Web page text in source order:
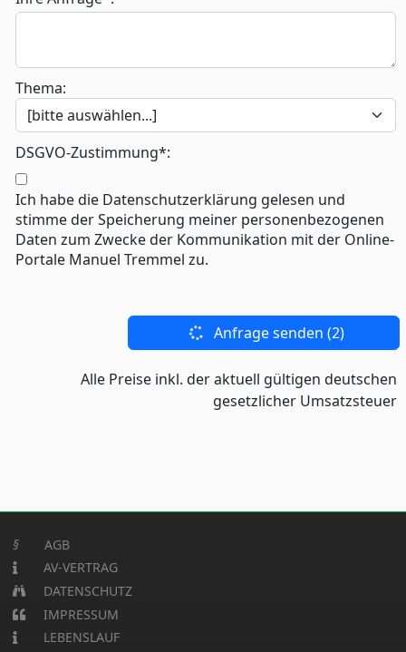
Thema:
DSGVO-Zustimmung*:
Ich habe die Datenschutzerklärung gelesen und
stimme der Speicherung meiner personenbezogenen
Daten zum Zwecke der Kommunikation mit der Online-
Portale Manuel Tremmel zu.
Anfrage senden (2)
Alle Preise inkl. der aktuell gültigen deutschen
gesetzlicher Umsatzsteuer
§
AGB
AV-VERTRAG
DATENSCHUTZ
IMPRESSUM
LEBENSLAUF